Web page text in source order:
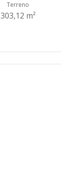
Terreno
303,12 m²